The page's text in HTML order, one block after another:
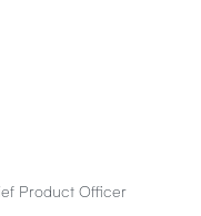
Product Officer